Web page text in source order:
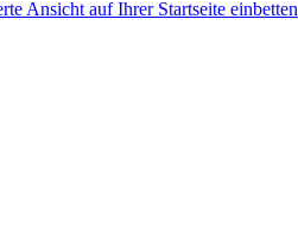
Ansicht auf Ihrer Startseite einbetten